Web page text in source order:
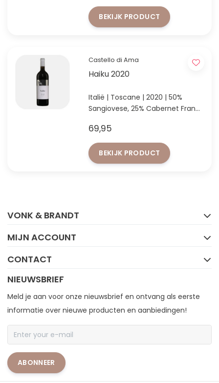
BEKIJK PRODUCT
Castello di Ama
Haiku 2020
Italië | Toscane | 2020 | 50%
Sangiovese, 25% Cabernet Franc
Supertuscan van topdomein
Castello di Ama uit Toscane
69,95
BEKIJK PRODUCT
VONK & BRANDT
MIJN ACCOUNT
CONTACT
NIEUWSBRIEF
Meld je aan voor onze nieuwsbrief en ontvang als eerste
informatie over nieuwe producten en aanbiedingen!
ABONNEER